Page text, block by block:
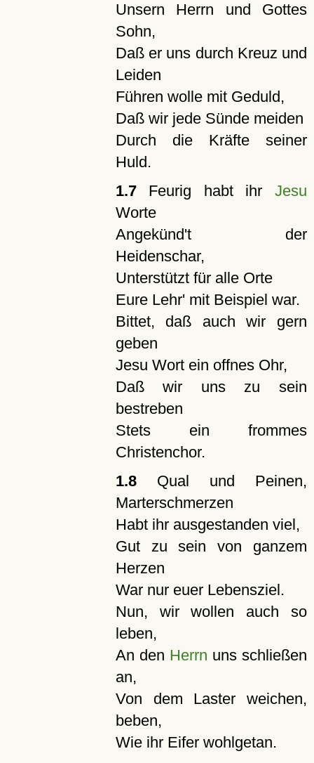
Unsern Herrn und Gottes
Sohn,
Daß er uns durch Kreuz und
Leiden
Führen wolle mit Geduld,
Daß wir jede Sünde meiden
Durch die Kräfte seiner
Huld.
1.7Feurig habt ihr Jesu
Worte
Angekünd't der
Heidenschar,
Unterstützt für alle Orte
Eure Lehr' mit Beispiel war.
Bittet, daß auch wir gern
geben
Jesu Wort ein offnes Ohr,
Daß wir uns zu sein
bestreben
Stets ein frommes
Christenchor.
1.8Qual und Peinen,
Marterschmerzen
Habt ihr ausgestanden viel,
Gut zu sein von ganzem
Herzen
War nur euer Lebensziel.
Nun, wir wollen auch so
leben,
An den Herrn uns schließen
an,
Von dem Laster weichen,
beben,
Wie ihr Eifer wohlgetan.